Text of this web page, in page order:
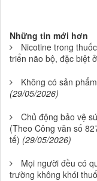
Những tin mới hơn
Nicotine trong
triển não bộ, đặc biệt
Không có sản
(29/05/2026)
Chủ động bảo vệ
(Theo Công văn số
tế) (29/05/2026)
Mọi người đều có
trường không khói